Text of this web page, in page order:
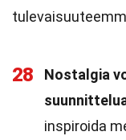
28
Nostalgia
inspiroida